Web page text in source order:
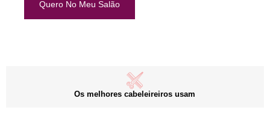
Quero No Meu Salão
Os melhores cabeleireiros usam